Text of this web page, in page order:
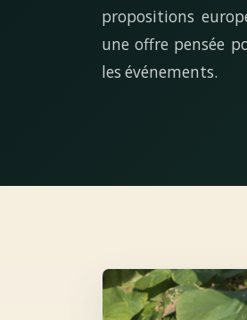
propositions
une offre pensée
les événements.